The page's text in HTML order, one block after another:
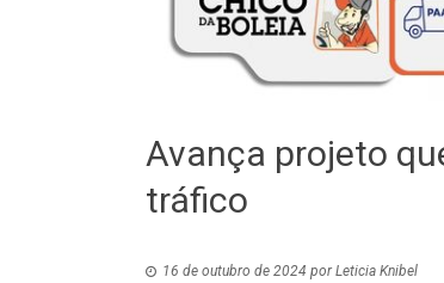
Avança projeto
tráfico
16 de outubro de 2024 porLeticia Knibel